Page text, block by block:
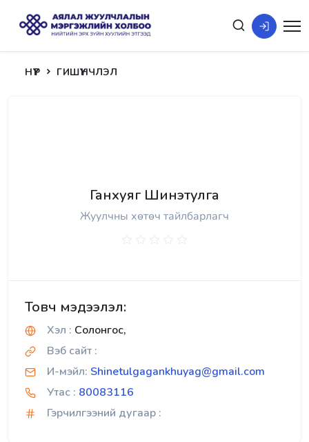
НҮҮР ГИШҮҮНЧЛЭЛ
Ганхуяг Шинэтулга
Жуулчны хөтөч тайлбарлагч
Товч мэдээлэл:
Хэл : Солонгос,
Вэб сайт :
И-мэйл: Shinetulgagankhuyag@gmail.com
Утас : 80083116
Гэрчилгээний дугаар :